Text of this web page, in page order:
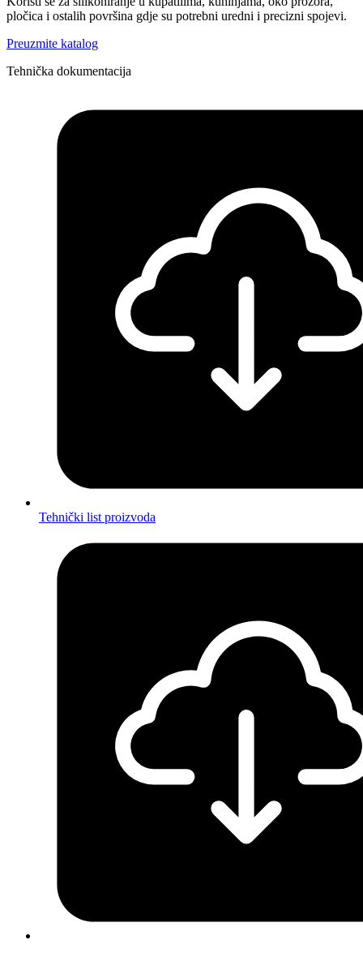
pločica i ostalih površina gdje su potrebni uredni i precizni spojevi.
Preuzmite katalog
Tehnička dokumentacija
Tehnički list proizvoda